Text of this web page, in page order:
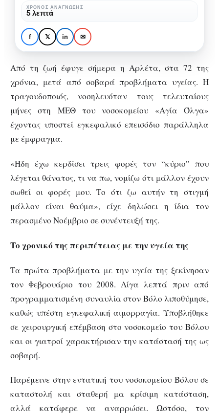
MUSIC NEWS ΜΟΥΣΙΚΉ
«Έσβησε» η Αρλέτα: Θλίψη
στην ελληνική μουσική σκηνή –
Το «αντίο» συναδέρφων και του
πολιτικού κόσμου
στην
ελληνική
μουσική
σκηνή
Το
«αντίο»
συναδέρφων
και
του
πολιτικού
ΧΡΌΝΟΣ ΑΝΆΓΝΩΣΗΣ
5 λεπτά
f 𝕏 in ✉
Από τη ζωή έφυγε σήμερα η Αρλέτα, στα 72 της
χρόνια, μετά από σοβαρά προβλήματα υγείας. Η
τραγουδοποιός, νοσηλευόταν τους τελευταίους
μήνες στη ΜΕΘ του νοσοκομείου «Αγία Όλγα»
έχοντας υποστεί εγκεφαλικό επεισόδιο παράλληλα
με έμφραγμα.
«Ήδη έχω κερδίσει τρεις φορές τον “κύριο” που
λέγεται θάνατος, τι να πω, νομίζω ότι μάλλον έχουν
σωθεί οι φορές μου. Το ότι ζω αυτήν τη στιγμή
μάλλον είναι θαύμα», είχε δηλώσει η ίδια τον
περασμένο Νοέμβριο σε συνέντευξή της.
Το χρονικό της περιπέτειας με την υγεία της
Τα πρώτα προβλήματα με την υγεία της ξεκίνησαν
τον Φεβρουάριο του 2008. Λίγα λεπτά πριν από
προγραμματισμένη συναυλία στον Βόλο λιποθύμησε,
καθώς υπέστη εγκεφαλική αιμορραγία. Υποβλήθηκε
σε χειρουργική επέμβαση στο νοσοκομείο του Βόλου
και οι γιατροί χαρακτήρισαν την κατάστασή της ως
σοβαρή.
Παρέμεινε στην εντατική του νοσοκομείου Βόλου σε
καταστολή και σταθερή μα κρίσιμη κατάσταση,
αλλά κατάφερε να αναρρώσει. Ωστόσο, τον